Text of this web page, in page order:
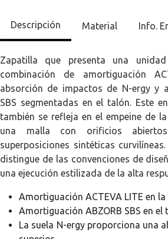
Descripción Material Info.
Zapatilla que presenta una
combinación de amortiguación
absorción de impactos de N-ergy y
SBS segmentadas en el talón. Este
también se refleja en el empeine de
una malla con orificios
superposiciones sintéticas
distingue de las convenciones de
una ejecución estilizada de la alta
Amortiguación ACTEVA LITE en la
Amortiguación ABZORB SBS en el
La suela N-ergy proporciona una